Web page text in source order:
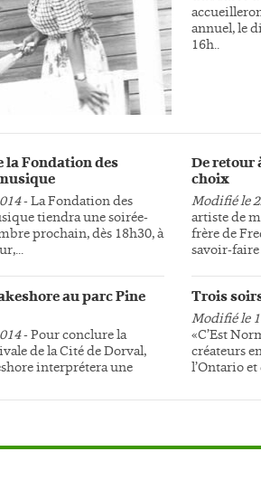
annuel, le
16h..
la Fondation des
- La Fondation des
tiendra une soirée-
prochain, dès 18h30, à
au parc Pine
- Pour conclure la
de la Cité de Dorval,
interprétera une
De retour
choix
Modifié le
artiste de
frère de
savoir-faire
Trois
Modifié le
«C’Est
créateurs
l’Ontario